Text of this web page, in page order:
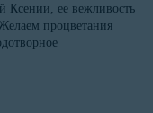
Ксении, ее вежливость
процветания